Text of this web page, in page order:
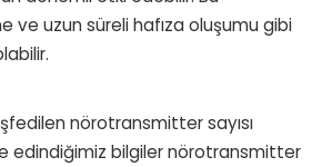
ve uzun süreli hafıza oluşumu gibi
nörotransmitter sayısı
edindiğimiz bilgiler nörotransmitter